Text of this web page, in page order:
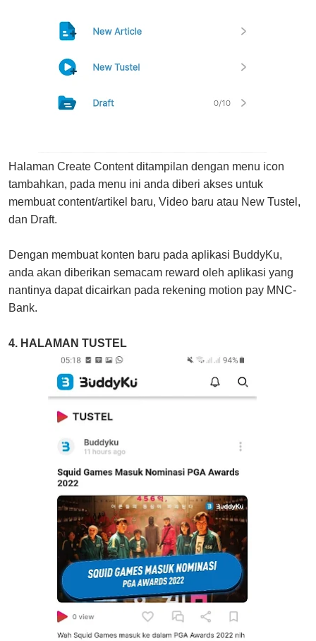
Halaman Create Content ditampilan dengan menu icon
tambahkan, pada menu ini anda diberi akses untuk
membuat content/artikel baru, Video baru atau New Tustel,
dan Draft.
Dengan membuat konten baru pada aplikasi BuddyKu,
anda akan diberikan semacam reward oleh aplikasi yang
nantinya dapat dicairkan pada rekening motion pay MNC-
Bank.
4. HALAMAN TUSTEL